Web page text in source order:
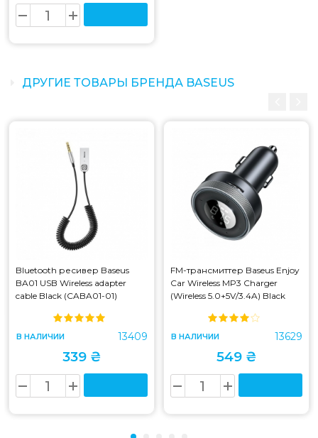
ДРУГИЕ ТОВАРЫ БРЕНДА BASEUS
Bluetooth ресивер Baseus
BA01 USB Wireless adapter
cable Black (CABA01-01)
В НАЛИЧИИ 13409
339 ₴
FM-трансмиттер Baseus Enjoy
Car Wireless MP3 Charger
(Wireless 5.0+5V/3.4A) Black
В НАЛИЧИИ 13629
549 ₴